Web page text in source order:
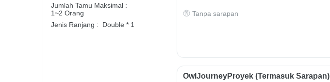
Jumlah Tamu Maksimal :
1~2 Orang
Jenis Ranjang :
Double * 1
Tanpa sarapan
OwlJourneyProyek (Termasuk Sarapan)